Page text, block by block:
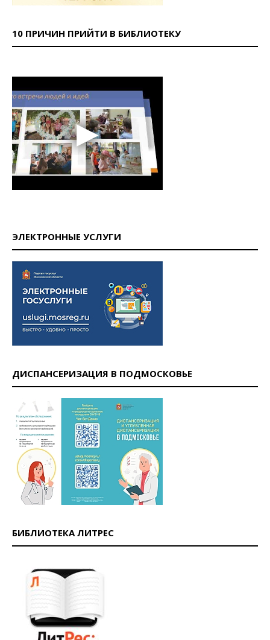
10 ПРИЧИН ПРИЙТИ В БИБЛИОТЕКУ
ЭЛЕКТРОННЫЕ УСЛУГИ
ДИСПАНСЕРИЗАЦИЯ В ПОДМОСКОВЬЕ
БИБЛИОТЕКА ЛИТРЕС